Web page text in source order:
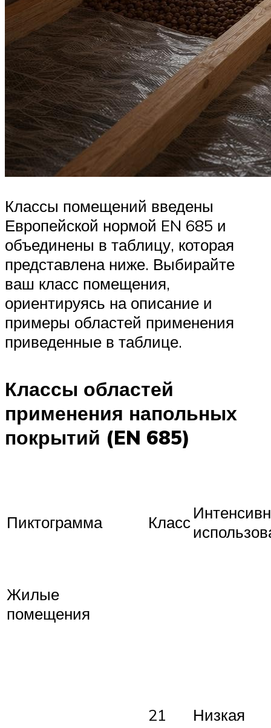
Классы помещений введены
Европейской нормой EN 685 и
объединены в таблицу, которая
представлена ниже. Выбирайте
ваш класс помещения,
ориентируясь на описание и
примеры областей применения
приведенные в таблице.
Классы областей
применения напольных
покрытий (EN 685)
Пиктограмма Класс
Жилые
помещения
21 Низкая